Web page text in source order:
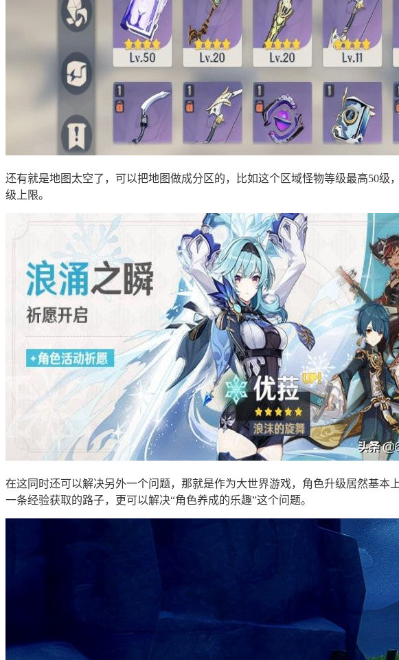
还有就是地图太空了，可以把地图做成分区的，比如这个区域怪物等级最高50
级上限。
在这同时还可以解决另外一个问题，那就是作为大世界游戏，角色升级居然基
一条经验获取的路子，更可以解决“角色养成的乐趣”这个问题。